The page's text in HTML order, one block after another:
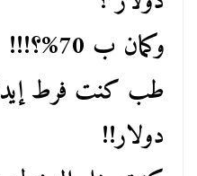
وكمان ب 70%؟!!!
دولار!!